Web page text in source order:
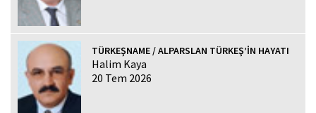
TÜRKEŞNAME / ALPARSLAN TÜRKEŞ’İN HAYATI
Halim Kaya
20 Tem 2026